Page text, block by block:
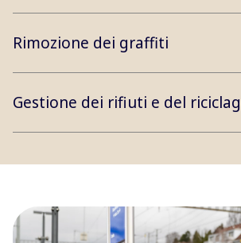
Rimozione dei graffiti
Gestione dei rifiuti e del